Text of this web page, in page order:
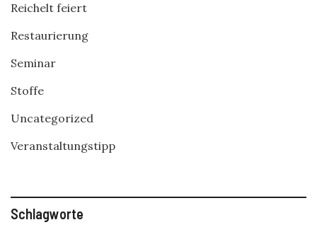
Reichelt feiert
Restaurierung
Seminar
Stoffe
Uncategorized
Veranstaltungstipp
Schlagworte